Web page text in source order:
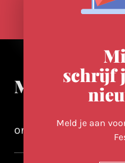
Meer in
ontdek-utrecht.nl
schrijf
Meld je aan